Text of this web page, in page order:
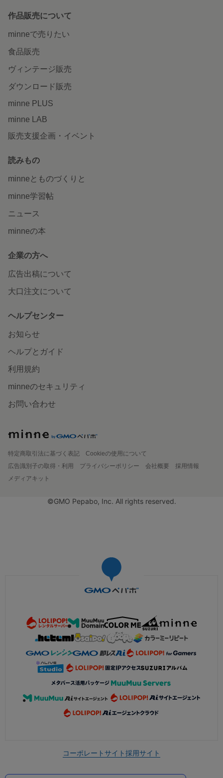
作品販売について
minneで売りたい
食品販売
ヴィンテージ販売
ダウンロード販売
minne PLUS
minne LAB
販売支援企画・イベント
読みもの
minneとものづくりと
minne学習帖
ニュース
minneの本
企業の方へ
広告出稿について
大口注文について
ヘルプセンター
お知らせ
ヘルプとガイド
利用規約
minneのセキュリティ
お問い合わせ
特定商取引法に基づく表記
Cookieの使用について
広告識別子の取得・利用
プライバシーポリシー 会社概要
採用情報
メディアキット
©GMO Pepabo, Inc. All rights reserved.
コーポレートサイト採用サイト